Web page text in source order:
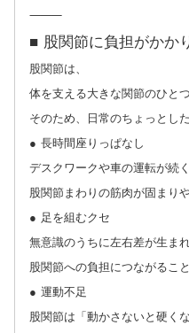
⸻
■ 股関節に負担がかか
股関節は、
体を支える大きな関節のひとつ
そのため、日常のちょっとし
● 長時間座りっぱなし
デスクワークや車の運転が続く
股関節まわりの筋肉が固まり
● 足を組むクセ
無意識のうちに左右差が生まれ
股関節への負担につながるこ
● 運動不足
股関節は「動かさないと硬く